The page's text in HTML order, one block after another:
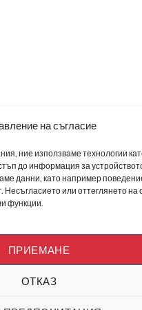
на съгласие
ние използваме технологии
до информация за
данни, като например
или оттеглянето на
функции.
ПРИЕМАНЕ
ОТКАЗ